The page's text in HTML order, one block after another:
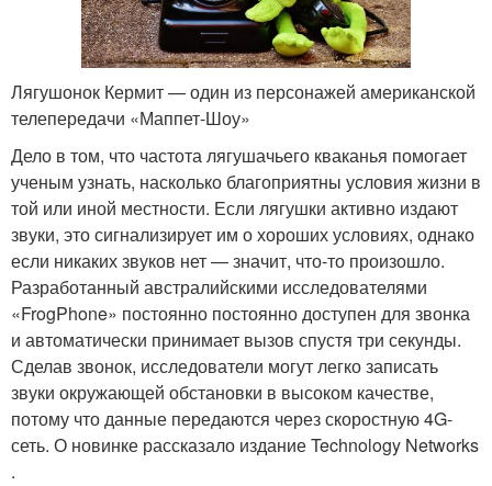
Лягушонок Кермит — один из персонажей американской
телепередачи «Маппет-Шоу»
Дело в том, что частота лягушачьего кваканья помогает
ученым узнать, насколько благоприятны условия жизни в
той или иной местности. Если лягушки активно издают
звуки, это сигнализирует им о хороших условиях, однако
если никаких звуков нет — значит, что-то произошло.
Разработанный австралийскими исследователями
«FrogPhone» постоянно постоянно доступен для звонка
и автоматически принимает вызов спустя три секунды.
Сделав звонок, исследователи могут легко записать
звуки окружающей обстановки в высоком качестве,
потому что данные передаются через скоростную 4G-
сеть. О новинке рассказало издание Technology Networks
.